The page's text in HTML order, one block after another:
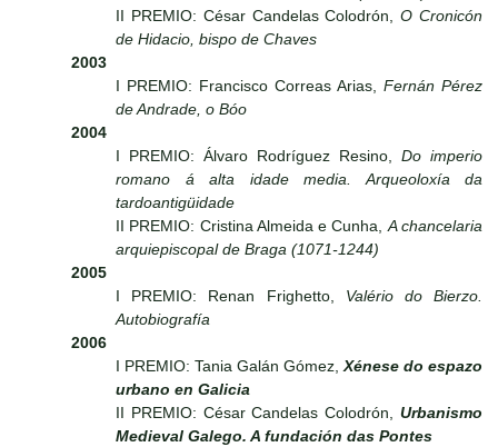
II PREMIO: César Candelas Colodrón,O Cronicón
de Hidacio, bispo de Chaves
2003
I PREMIO: Francisco Correas Arias, Fernán Pérez
de Andrade, o Bóo
2004
I PREMIO: Álvaro Rodríguez Resino, Do imperio
romano á alta idade media. Arqueoloxía da
tardoantigüidade
II PREMIO: Cristina Almeida e Cunha,A chancelaria
arquiepiscopal de Braga (1071-1244)
2005
I PREMIO: Renan Frighetto, Valério do Bierzo.
Autobiografía
2006
I PREMIO: Tania Galán Gómez,Xénese do espazo
urbano en Galicia
II PREMIO: César Candelas Colodrón, Urbanismo
Medieval Galego. A fundación das Pontes